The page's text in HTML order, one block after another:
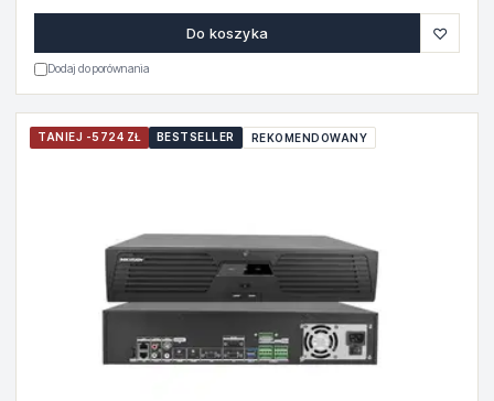
Do koszyka ♡
Dodaj do porównania
TANIEJ -5724 ZŁ BESTSELLER REKOMENDOWANY